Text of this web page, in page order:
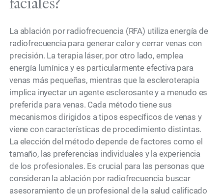
La ablación por radiofrecuencia (RFA) utiliza energía de
radiofrecuencia para generar calor y cerrar venas con
precisión. La terapia láser, por otro lado, emplea
energía lumínica y es particularmente efectiva para
venas más pequeñas, mientras que la escleroterapia
implica inyectar un agente esclerosante y a menudo es
preferida para venas. Cada método tiene sus
mecanismos dirigidos a tipos específicos de venas y
viene con características de procedimiento distintas.
La elección del método depende de factores como el
tamaño, las preferencias individuales y la experiencia
de los profesionales. Es crucial para las personas que
consideran la ablación por radiofrecuencia buscar
asesoramiento de un profesional de la salud calificado